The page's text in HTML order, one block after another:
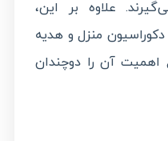
علاوه بر این،
دکوراسیون منزل و هدیه
اهمیت آن را دوچندان